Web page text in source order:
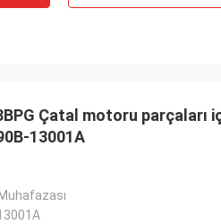
Çatal motoru parçaları
13001A